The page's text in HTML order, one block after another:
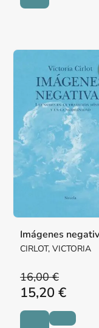
Imágenes
CIRLOT, VICTORIA
16,00 €
15,20 €